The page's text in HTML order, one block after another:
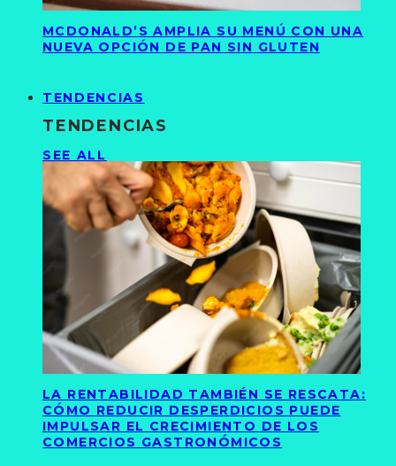
MCDONALD’S AMPLIA SU MENÚ CON UNA
NUEVA OPCIÓN DE PAN SIN GLUTEN
TENDENCIAS
TENDENCIAS
SEE ALL
LA RENTABILIDAD TAMBIÉN SE RESCATA:
CÓMO REDUCIR DESPERDICIOS PUEDE
IMPULSAR EL CRECIMIENTO DE LOS
COMERCIOS GASTRONÓMICOS